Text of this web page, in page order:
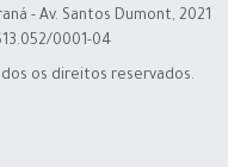
- Av. Santos Dumont, 2021
0001-04
os direitos reservados.